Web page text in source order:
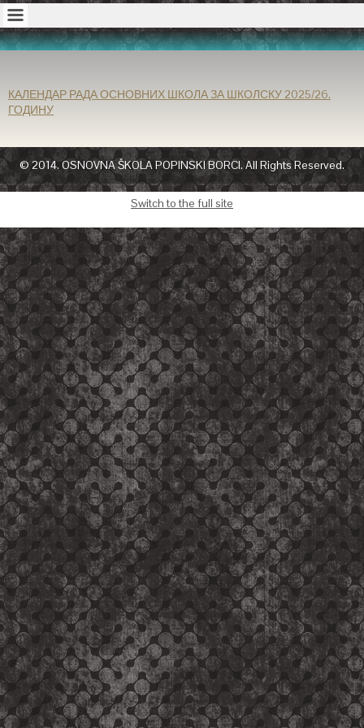
КАЛЕНДАР РАДА ОСНОВНИХ ШКОЛА ЗА ШКОЛСКУ 2025/26.
ГОДИНУ
© 2014. OSNOVNA ŠKOLA POPINSKI BORCI. All Rights Reserved.
Switch to the full site